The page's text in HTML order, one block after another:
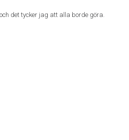
det tycker jag att alla borde göra.